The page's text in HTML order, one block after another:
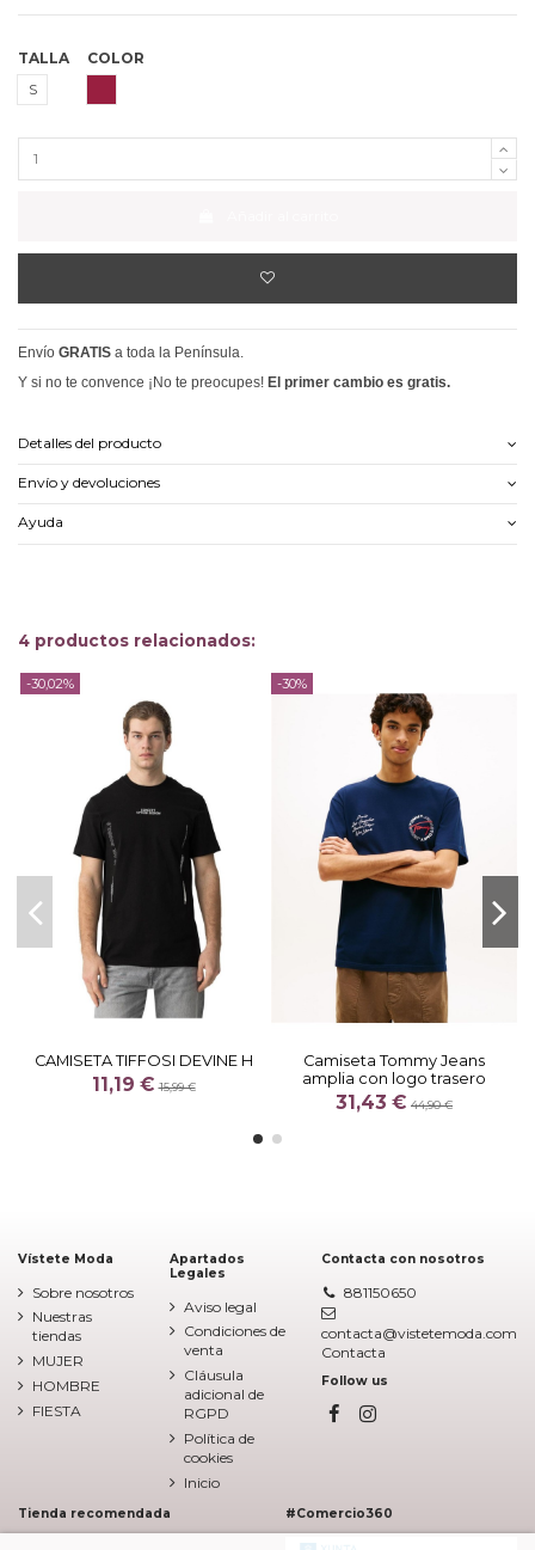
TALLA
S
COLOR
Envío GRATIS a toda la Península.
Y si no te convence ¡No te preocupes! El primer cambio es gratis.
Detalles del producto
Envío y devoluciones
Ayuda
4 productos relacionados:
-30,02%
CAMISETA TIFFOSI DEVINE H
11,19 €15,99 €
-30%
Camiseta Tommy Jeans
amplia con logo trasero
31,43 € 44,90 €
Vístete Moda
Sobre nosotros
Nuestras
tiendas
MUJER
HOMBRE
FIESTA
Apartados
Legales
Aviso legal
Condiciones de
venta
Cláusula
adicional de
RGPD
Política de
cookies
Inicio
Contacta con nosotros
881150650
contacta@vistetemoda.com
Contacta
Follow us
Tienda recomendada #Comercio360